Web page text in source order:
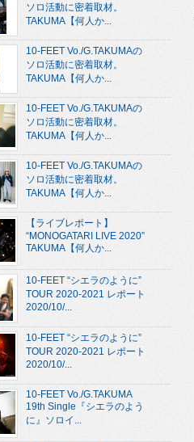
ソロ活動に密着取材。
TAKUMA【何人か...
10-FEET Vo./G.TAKUMAの
ソロ活動に密着取材。
TAKUMA【何人か...
10-FEET Vo./G.TAKUMAの
ソロ活動に密着取材。
TAKUMA【何人か...
10-FEET Vo./G.TAKUMAの
ソロ活動に密着取材。
TAKUMA【何人か...
【ライブレポート】
“MONOGATARI LIVE 2020”
TAKUMA【何人か...
10-FEET “シエラのように”
TOUR 2020-2021 レポート
2020/10/...
10-FEET “シエラのように”
TOUR 2020-2021 レポート
2020/10/...
10-FEET Vo./G.TAKUMA
19th Single『シエラのよう
に』ソロイ...